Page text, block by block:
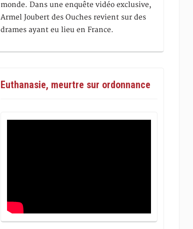
monde. Dans une enquête vidéo exclusive,
Armel Joubert des Ouches revient sur des
drames ayant eu lieu en France.
Euthanasie, meurtre sur ordonnance